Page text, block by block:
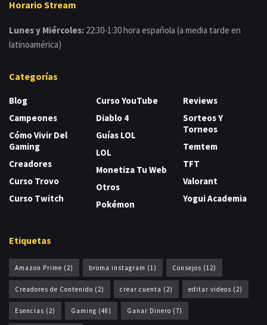
Horario Stream
Lunes y Miércoles: 22:30-1:30 hora española (a media tarde en
latinoamérica)
Categorías
Blog
Campeones
Cómo Vivir Del
Gaming
Creadores
Curso Trovo
Curso Twitch
Curso YouTube
Diablo 4
Guías LOL
LOL
Monetiza Tu Web
Otros
Pokémon
Reviews
Sorteos Y
Torneos
Temtem
TFT
Valorant
Yogui Academia
Etiquetas
Amazon Prime (2) broma instagram (1) Consejos (12)
Creadores de Contenido (2) crear cuenta (2) editar videos (2)
Esencias (2) Gaming (48) Ganar Dinero (7)